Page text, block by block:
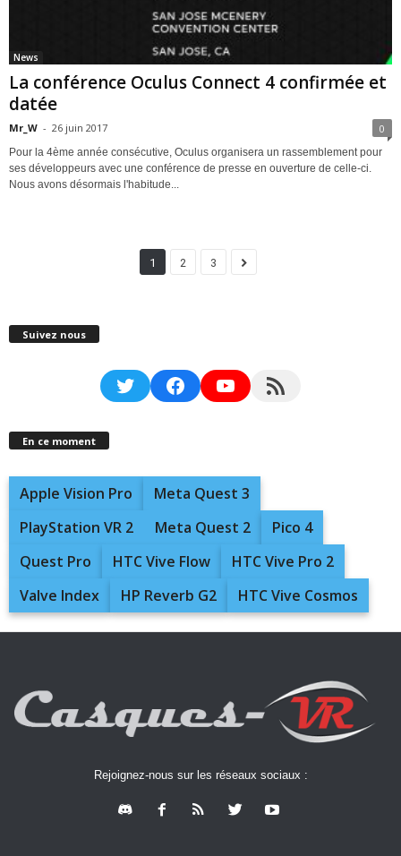
News
La conférence Oculus Connect 4 confirmée et
datée
Mr_W - 26 juin 2017 0
Pour la 4ème année consécutive, Oculus organisera un rassemblement pour
ses développeurs avec une conférence de presse en ouverture de celle-ci.
Nous avons désormais l'habitude...
1 2 3
Suivez nous
TwitterFacebookYouTubeRSS Feed
En ce moment
Apple Vision Pro
Meta Quest 3
PlayStation VR 2
Meta Quest 2
Pico 4
Quest Pro
HTC Vive Flow
HTC Vive Pro 2
Valve Index
HP Reverb G2 HTC Vive Cosmos
Rejoignez-nous sur les réseaux sociaux :